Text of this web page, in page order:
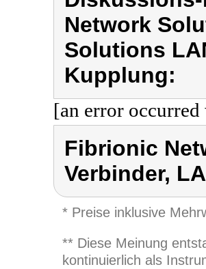
Network
Solutions
Kupplung:
[an error
Fibrionic
Verbinder,
* Preise inklusive
** Diese Meinung
kontinuierlich als